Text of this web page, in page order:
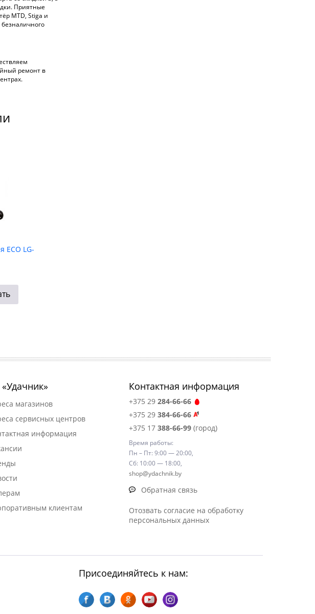
Приятные
MTD, Stiga и
ремонт в
ECO LG-
магазинов
сервисных центров
информация
клиентам
Контактная информация
+375 29 284-66-66
+375 29 384-66-66
+375 17 388-66-99(город)
Время работы:
Пн – Пт: 9:00 — 20:00,
Сб: 10:00 — 18:00,
shop@ydachnik.by
Обратная связь
Отозвать согласие на обработку
персональных данных
Присоединяйтесь к нам: